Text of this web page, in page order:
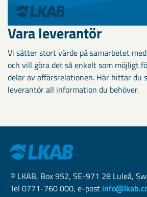
Vara leverantör
Vi sätter stort värde på samarbetet
och vill göra det så enkelt som möjligt
delar av affärsrelationen. Här hittar du
leverantör all information du behöver.
© LKAB, Box 952, SE-971 28 Luleå,
Tel 0771-760 000, e-post